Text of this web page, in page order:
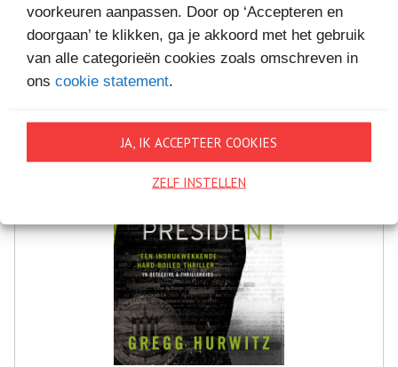
voorkeuren aanpassen. Door op ‘Accepteren en
doorgaan’ te klikken, ga je akkoord met het gebruik
van alle categorieën cookies zoals omschreven in
ons cookie statement.
JA, IK ACCEPTEER COOKIES
ZELF INSTELLEN
VAKANTIELEZEN